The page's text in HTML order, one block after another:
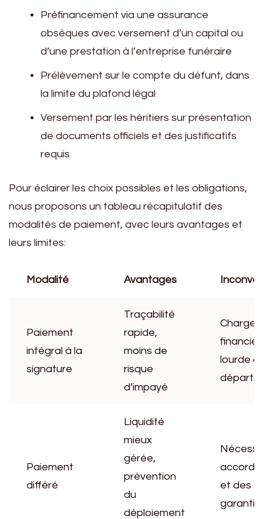
Préfinancement via une assurance
obsèques avec versement d’un capital ou
d’une prestation à l’entreprise funéraire
Prélèvement sur le compte du défunt, dans
la limite du plafond légal
Versement par les héritiers sur présentation
de documents officiels et des justificatifs
requis
Pour éclairer les choix possibles et les obligations,
nous proposons un tableau récapitulatif des
modalités de paiement, avec leurs avantages et
leurs limites:
Modalité Avantages
Paiement
intégral à la
signature
Traçabilité
rapide,
moins de
risque
d’impayé
Charge
lourde
départ
Paiement
différé
Liquidité
mieux
gérée,
prévention
du
déploiement
accord
et des